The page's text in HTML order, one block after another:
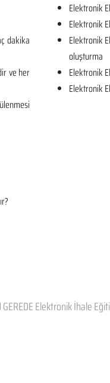
dakika
ve her
Elektronik
Elektronik
Elektronik
oluşturma
Elektronik
Elektronik
GEREDE Elektronik İhale